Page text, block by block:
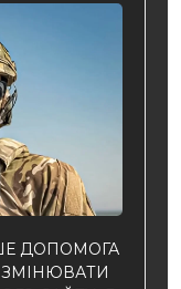
ДОПОМОГА